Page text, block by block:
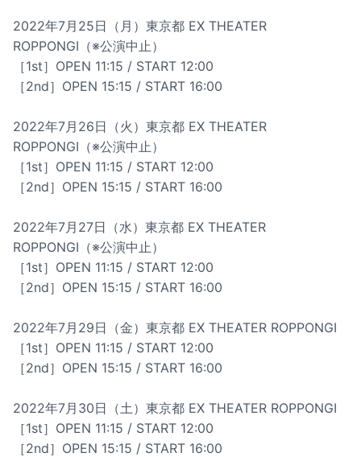
2022年7月25日（月）東京都 EX THEATER
ROPPONGI（※公演中止）
［1st］OPEN 11:15 / START 12:00
［2nd］OPEN 15:15 / START 16:00
2022年7月26日（火）東京都 EX THEATER
ROPPONGI（※公演中止）
［1st］OPEN 11:15 / START 12:00
［2nd］OPEN 15:15 / START 16:00
2022年7月27日（水）東京都 EX THEATER
ROPPONGI（※公演中止）
［1st］OPEN 11:15 / START 12:00
［2nd］OPEN 15:15 / START 16:00
2022年7月29日（金）東京都 EX THEATER ROPPONGI
［1st］OPEN 11:15 / START 12:00
［2nd］OPEN 15:15 / START 16:00
2022年7月30日（土）東京都 EX THEATER ROPPONGI
［1st］OPEN 11:15 / START 12:00
［2nd］OPEN 15:15 / START 16:00